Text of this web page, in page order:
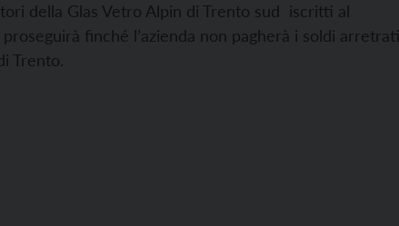
della Glas Vetro Alpin di Trento sud iscritti al
finché l’azienda non pagherà i soldi arretrati
Trento.